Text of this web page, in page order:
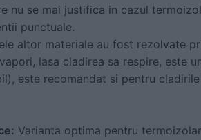
nu se mai justifica in cazul
punctuale.
altor materiale au fost rezolvate
lasa cladirea sa respire, este
este recomandat si pentru
Varianta optima pentru